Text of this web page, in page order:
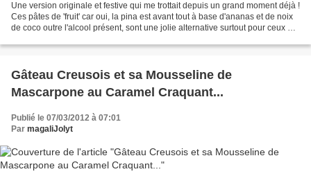
Une version originale et festive qui me trottait depuis un grand moment déjà !
Ces pâtes de 'fruit' car oui, la pina est avant tout à base d'ananas et de noix
de coco outre l'alcool présent, sont une jolie alternative surtout pour ceux qui
Gâteau Creusois et sa Mousseline de
Mascarpone au Caramel Craquant...
Publié le 07/03/2012 à 07:01
Par magaliJolyt